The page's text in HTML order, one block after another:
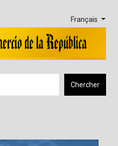
Français
Chercher